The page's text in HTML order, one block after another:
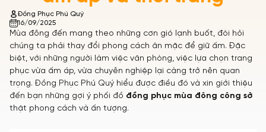
Đồng Phục Phú Quý
16/09/2025
Mùa đông đến mang theo những cơn gió lạnh buốt, đòi hỏi
chúng ta phải thay đổi phong cách ăn mặc để giữ ấm. Đặc
biệt, với những người làm việc văn phòng, việc lựa chọn trang
phục vừa ấm áp, vừa chuyên nghiệp lại càng trở nên quan
trọng. Đồng Phục Phú Quý hiểu được điều đó và xin giới thiệu
đến bạn những gợi ý phối đồ đồng phục mùa đông công sở
thật phong cách và ấn tượng.